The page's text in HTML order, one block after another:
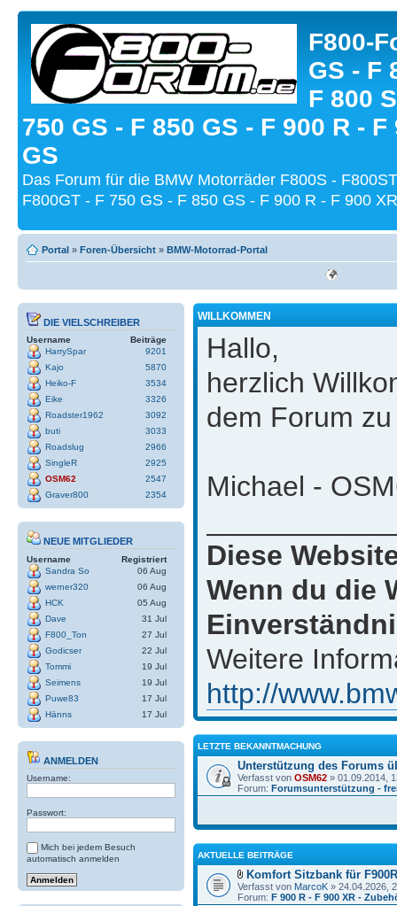
F800-
GS - F
F 800
750 GS - F 850 GS - F 900 R - F
GS
Das Forum für die BMW Motorräder F800S -
F800GT - F 750 GS - F 850 GS - F 900 R - F 900
Portal » Foren-Übersicht » BMW-Motorrad-Portal
DIE VIELSCHREIBER
Username
Beiträge
HarrySpar
9201
Kajo
5870
Heiko-F
3534
Eike
3326
Roadster1962
3092
buti
3033
Roadslug
2966
SingleR
2925
OSM62
2547
Graver800
2354
NEUE MITGLIEDER
Username
Registriert
Sandra So
06 Aug
werner320
06 Aug
HCK
05 Aug
Dave
31 Jul
F800_Ton
27 Jul
Godicser
22 Jul
Tommi
19 Jul
Seimens
19 Jul
Puwe83
17 Jul
Hänns
17 Jul
ANMELDEN
Username:
Passwort:
Mich bei jedem Besuch
automatisch anmelden
WILLKOMMEN
Hallo,
herzlich
dem Forum
Michael -
Diese
Wenn du die
Weitere
http://
LETZTE BEKANNTMACHUNG
Unterstützung des Forums
Verfasst von OSM62 » 01.09.2014,
Forum: Forumsunterstützung -
AKTUELLE BEITRÄGE
Komfort Sitzbank für F900R
Verfasst von MarcoK » 24.04.2026,
Forum: F 900 R - F 900 XR -